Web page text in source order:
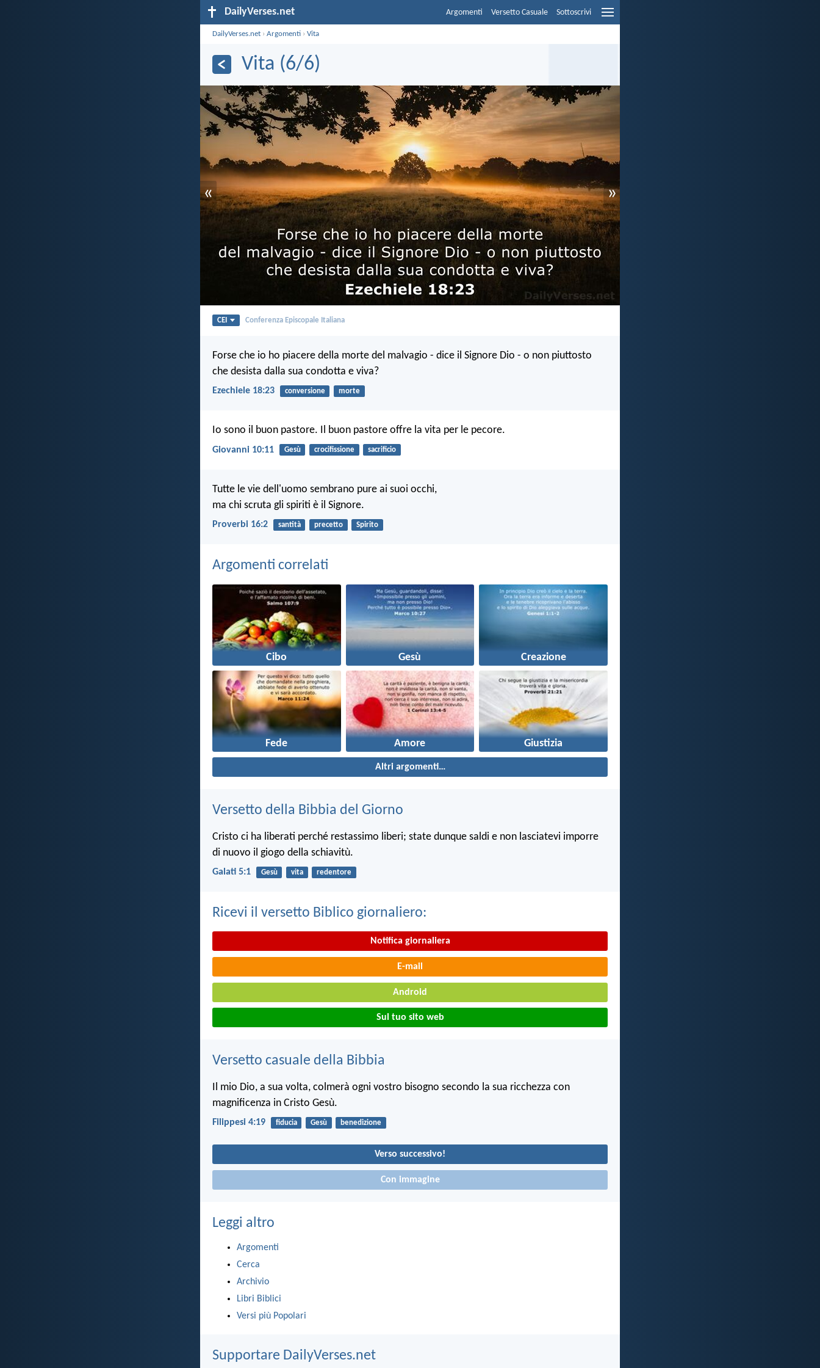
DailyVerses.net Argomenti Versetto Casuale Sottoscrivi
DailyVerses.net ›Argomenti ›Vita
Vita (6/6)
« »
CEI Conferenza Episcopale Italiana
Forse che io ho piacere della morte del malvagio - dice il Signore Dio - o non piuttosto
che desista dalla sua condotta e viva?
Ezechiele 18:23 conversione morte
Io sono il buon pastore. Il buon pastore offre la vita per le pecore.
Giovanni 10:11 Gesù crocifissione sacrificio
Tutte le vie dell'uomo sembrano pure ai suoi occhi,
ma chi scruta gli spiriti è il Signore.
Proverbi 16:2 santità precetto Spirito
Argomenti correlati
Cibo Gesù Creazione
Fede Amore Giustizia
Altri argomenti…
Versetto della Bibbia del Giorno
Cristo ci ha liberati perché restassimo liberi; state dunque saldi e non lasciatevi imporre
di nuovo il giogo della schiavitù.
Galati 5:1 Gesù vita redentore
Ricevi il versetto Biblico giornaliero:
Notifica giornaliera
E-mail
Android
Sul tuo sito web
Versetto casuale della Bibbia
Il mio Dio, a sua volta, colmerà ogni vostro bisogno secondo la sua ricchezza con
magnificenza in Cristo Gesù.
Filippesi 4:19 fiducia Gesù benedizione
Verso successivo!
Con immagine
Leggi altro
Argomenti
Cerca
Archivio
Libri Biblici
Versi più Popolari
Supportare DailyVerses.net